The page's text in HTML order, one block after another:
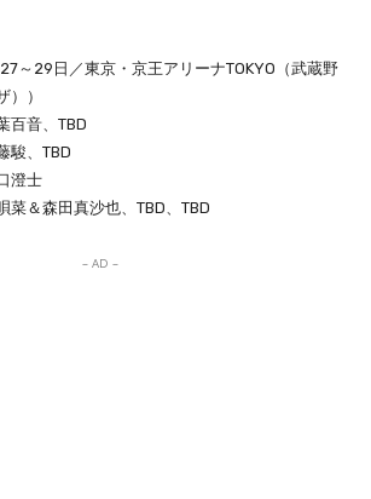
～29日／東京・京王アリーナTOKYO（武蔵野
））
百音、TBD
駿、TBD
澄士
菜＆森田真沙也、TBD、TBD
– AD –